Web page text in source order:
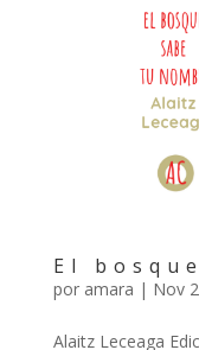
El
por amara | Nov
Alaitz Leceaga